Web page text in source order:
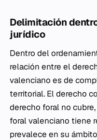
Delimitación
jurídico
Dentro del
relación entre el
valenciano es de
territorial. El derecho
derecho foral no
foral valenciano tiene
prevalece en su